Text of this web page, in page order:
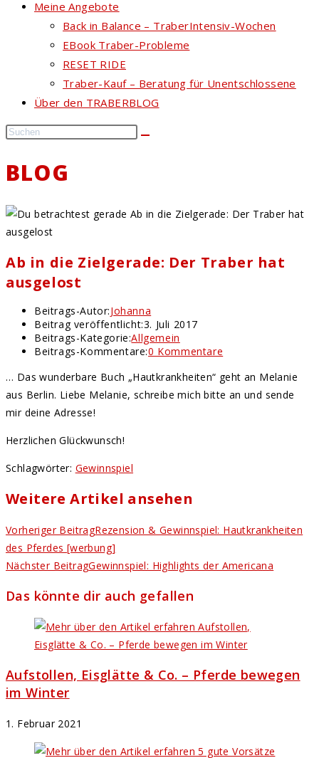
Meine Angebote
Back in Balance – TraberIntensiv-Wochen
EBook Traber-Probleme
RESET RIDE
Traber-Kauf – Beratung für Unentschlossene
Über den TRABERBLOG
BLOG
Ab in die Zielgerade: Der Traber hat
ausgelost
Beitrags-Autor:Johanna
Beitrag veröffentlicht:3. Juli 2017
Beitrags-Kategorie:Allgemein
Beitrags-Kommentare:0 Kommentare
… Das wunderbare Buch „Hautkrankheiten“ geht an Melanie
aus Berlin. Liebe Melanie, schreibe mich bitte an und sende
mir deine Adresse!
Herzlichen Glückwunsch!
Schlagwörter: Gewinnspiel
Weitere Artikel ansehen
Vorheriger BeitragRezension & Gewinnspiel: Hautkrankheiten
des Pferdes [werbung]
Nächster BeitragGewinnspiel: Highlights der Americana
Das könnte dir auch gefallen
Aufstollen, Eisglätte & Co. – Pferde bewegen
im Winter
1. Februar 2021